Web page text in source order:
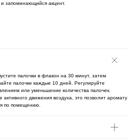
запоминающийся акцент.
палочки в флакон на 30 минут, затем
палочки каждые 10 дней. Регулируйте
или уменьшение количества палочек.
движения воздуха, это позволит аромату
по помещению.